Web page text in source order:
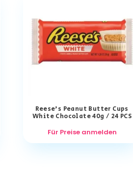
Reese’s Peanut Butter Cups
White Chocolate 40g / 24 PCS
Für Preise anmelden